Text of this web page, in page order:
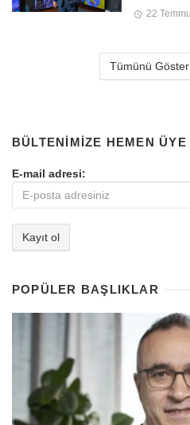
22
Tümünü
BÜLTENIMIZE HEMEN ÜYE
E-mail adresi:
POPÜLER BAŞLIKLAR